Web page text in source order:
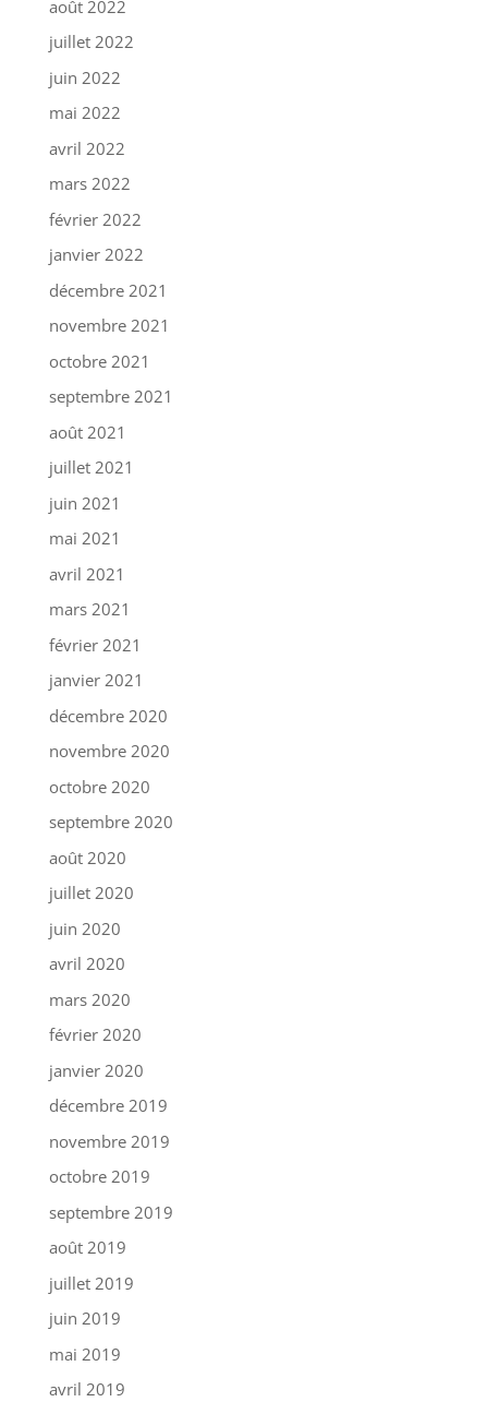
août 2022
juillet 2022
juin 2022
mai 2022
avril 2022
mars 2022
février 2022
janvier 2022
décembre 2021
novembre 2021
octobre 2021
septembre 2021
août 2021
juillet 2021
juin 2021
mai 2021
avril 2021
mars 2021
février 2021
janvier 2021
décembre 2020
novembre 2020
octobre 2020
septembre 2020
août 2020
juillet 2020
juin 2020
avril 2020
mars 2020
février 2020
janvier 2020
décembre 2019
novembre 2019
octobre 2019
septembre 2019
août 2019
juillet 2019
juin 2019
mai 2019
avril 2019